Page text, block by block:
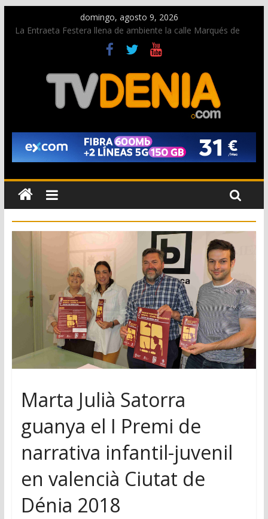
domingo, agosto 9, 2026
La Entraeta Festera llena de ambiente la calle Marqués de
Campo con la recepción a la Capitanía Cristiana
Dos personas fallecen en un grave accidente en la N-332
entre Benissa y Calp
Una nueva oportunidad para donar sangre en Cruz Roja
El bando moro protagonista en la Segunda Entraeta Festera
Paco Adsuar dona al Arxiu de Dénia más de 50.000 imágenes
de la memoria visual de la ciudad
Marta Julià Satorra
guanya el I Premi de
narrativa infantil-juvenil
en valencià Ciutat de
Dénia 2018